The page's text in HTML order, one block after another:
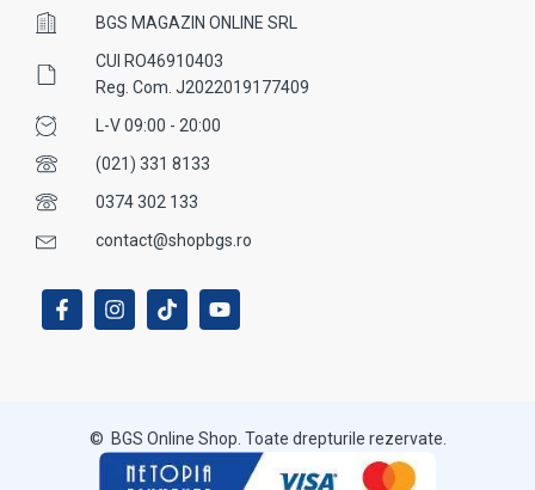
BGS MAGAZIN ONLINE SRL
CUI RO46910403
Reg. Com. J2022019177409
L-V 09:00 - 20:00
(021) 331 8133
0374 302 133
contact@shopbgs.ro
© BGS Online Shop. Toate drepturile rezervate.